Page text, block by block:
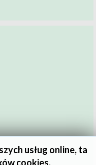
usług online, ta
cookies.